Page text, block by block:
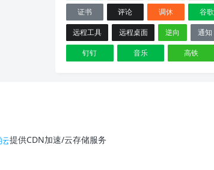
证书
评论 调休 谷歌
远程工具
远程桌面 逆向 通知
钉钉
音乐 高铁
提供CDN加速/云存储服务